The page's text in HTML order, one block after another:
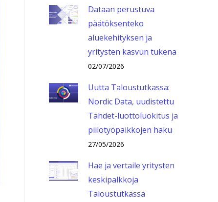
Dataan perustuva
päätöksenteko
aluekehityksen ja
yritysten kasvun tukena
02/07/2026
Uutta Taloustutkassa:
Nordic Data, uudistettu
Tähdet-luottoluokitus ja
piilotyöpaikkojen haku
27/05/2026
Hae ja vertaile yritysten
keskipalkkoja
Taloustutkassa